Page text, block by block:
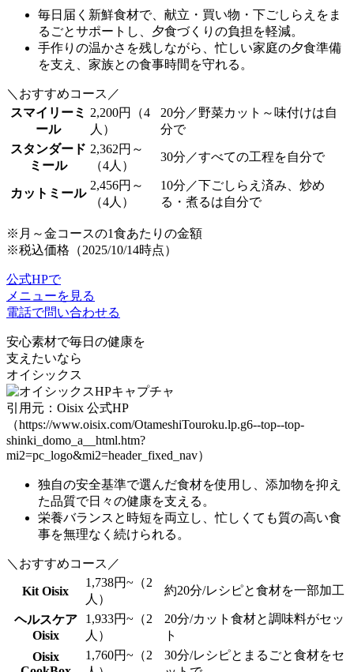
毎日届く新鮮食材で、 献立・買い物・下ごしらえをま
るごとサポートし
、夕食づくりの負担を軽減。
手作りの温かさを残しながら、忙しい家庭の夕食準備
を支え、 家族との食事時間を守れる 。
＼おすすめコース／
スマイリーミ
ール
2,200円（4
人）
20分／野菜カット～味付けは自
分で
スタンダード
ミール
2,362円～
（4人）
30分／すべての工程を自分で
カットミール
2,456円～
（4人）
10分／下ごしらえ済み、炒め
る・煮るは自分で
※月～金コースの1食あたりの金額
※税込価格（2025/10/14時点）
公式HPで
メニューを見る
電話で問い合わせる
安心素材で毎日の健康を
支えたいなら
オイシックス
引用元：Oisix 公式HP
（https://www.oisix.com/OtameshiTouroku.lp.g6--top--top-
shinki_domo_a__html.htm?
mi2=pc_logo&mi2=header_fixed_nav）
独自の安全基準で選んだ食材を使用 し、添加物を抑え
た品質で日々の健康を支える。
栄養バランスと時短を両立し、忙しくても質の高い食
事を無理なく続けられる。
＼おすすめコース／
Kit Oisix
1,738円~（2
人）
約20分/レシピと食材を一部加工
ヘルスケア
Oisix
1,933円~（2
人）
20分/カット食材と調味料がセッ
ト
Oisix
1,760円~（2
30分/レシピとまるごと食材をセ